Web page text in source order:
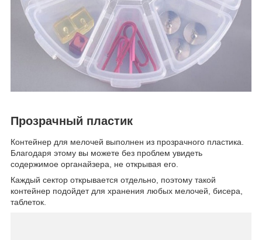
Прозрачный пластик
Контейнер для мелочей выполнен из прозрачного пластика.
Благодаря этому вы можете без проблем увидеть
содержимое органайзера, не открывая его.
Каждый сектор открывается отдельно, поэтому такой
контейнер подойдет для хранения любых мелочей, бисера,
таблеток.